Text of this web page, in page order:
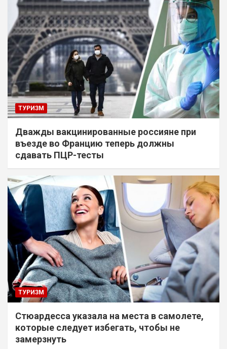
ТУРИЗМ
Дважды вакцинированные россияне при
въезде во Францию теперь должны
сдавать ПЦР-тесты
ТУРИЗМ
Стюардесса указала на места в самолете,
которые следует избегать, чтобы не
замерзнуть